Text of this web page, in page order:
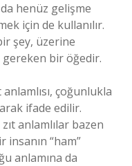
henüz gelişme
için de kullanılır.
şey, üzerine
gereken bir öğedir.
çoğunlukla
ifade edilir.
anlamlılar bazen
insanın “ham”
anlamına da